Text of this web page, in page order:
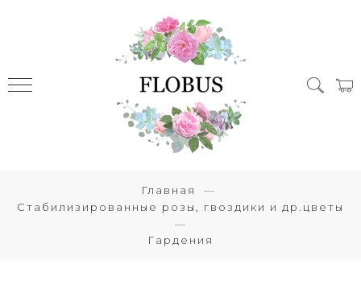
Главная
Стабилизированные розы, гвоздики и др.цветы
Гардения